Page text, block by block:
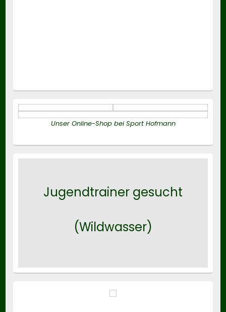
Unser Online-Shop bei Sport Hofmann
Jugendtrainer gesucht
(Wildwasser)